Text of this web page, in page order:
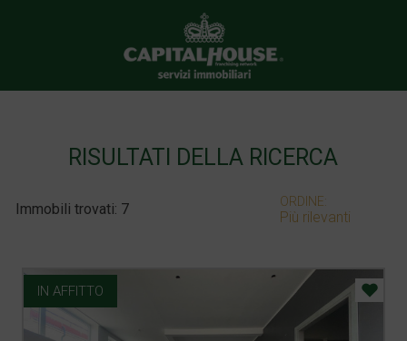
RISULTATI DELLA RICERCA
Immobili trovati: 7 ORDINE:
Più rilevanti
IN AFFITTO